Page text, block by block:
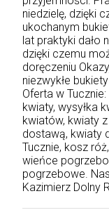
niedzielę, dzięki
ukochanym
lat praktyki dało
dzięki czemu
doręczeniu
niezwykłe
Oferta w
kwiaty, wysyłka
kwiatów, kwiaty
dostawą, kwiaty
Tucznie, kosz
wieńce
pogrzebowe.
Kazimierz Dolny